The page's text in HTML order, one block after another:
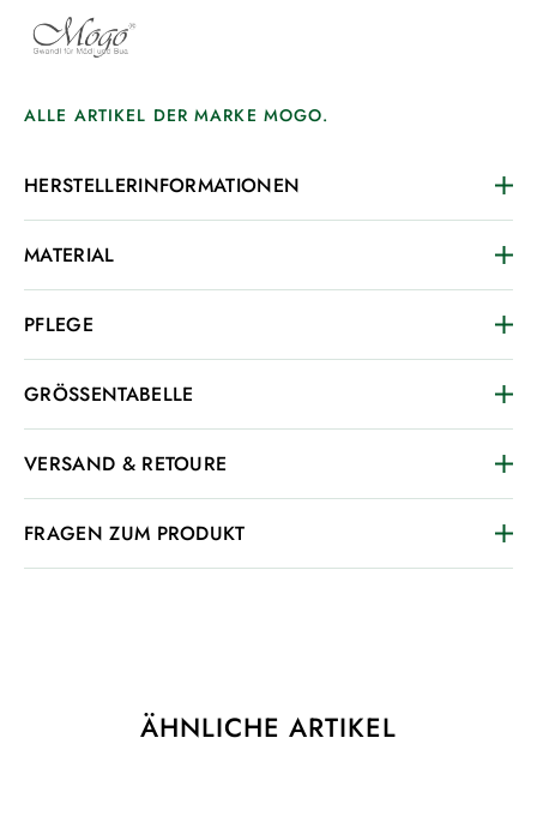
ALLE ARTIKEL DER MARKE MOGO.
HERSTELLERINFORMATIONEN
MATERIAL
PFLEGE
GRÖSSENTABELLE
VERSAND & RETOURE
FRAGEN ZUM PRODUKT
ÄHNLICHE ARTIKEL